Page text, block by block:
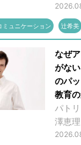
ミュニケーション 辻希美
なぜ
がな
のパ
教育
パト
澤恵理